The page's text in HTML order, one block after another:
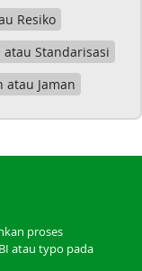
Resiko
Standarisasi
atau Jaman
proses
atau typo pada